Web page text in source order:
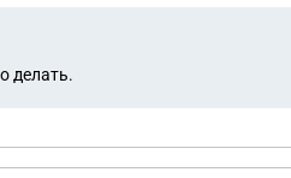
делать.